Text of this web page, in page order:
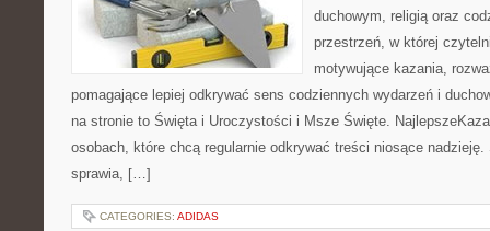
duchowym, religią oraz
przestrzeń, w której
motywujące kazania,
pomagające lepiej odkrywać sens codziennych wydarzeń i
na stronie to Święta i Uroczystości i Msze Święte.
osobach, które chcą regularnie odkrywać treści niosące nadzieję.
sprawia, […]
CATEGORIES: ADIDAS